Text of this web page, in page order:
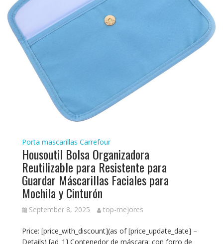
Porta mascarillas Carrefour
Housoutil Bolsa Organizadora
Reutilizable para Resistente para
Guardar Máscarillas Faciales para
Mochila y Cinturón
September 8, 2025 top-mejores
Price: [price_with_discount](as of [price_update_date] –
Details) [ad_1] Contenedor de máscara: con forro de